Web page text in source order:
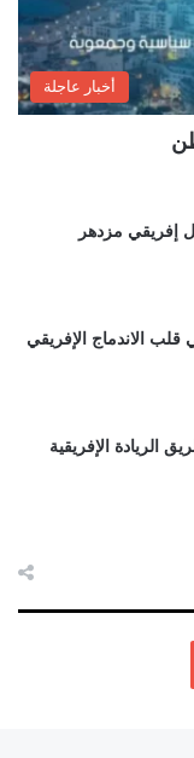
أخبار عاجلة
إفريقي مزدهر
الاندماج الإفريقي
الريادة الإفريقية